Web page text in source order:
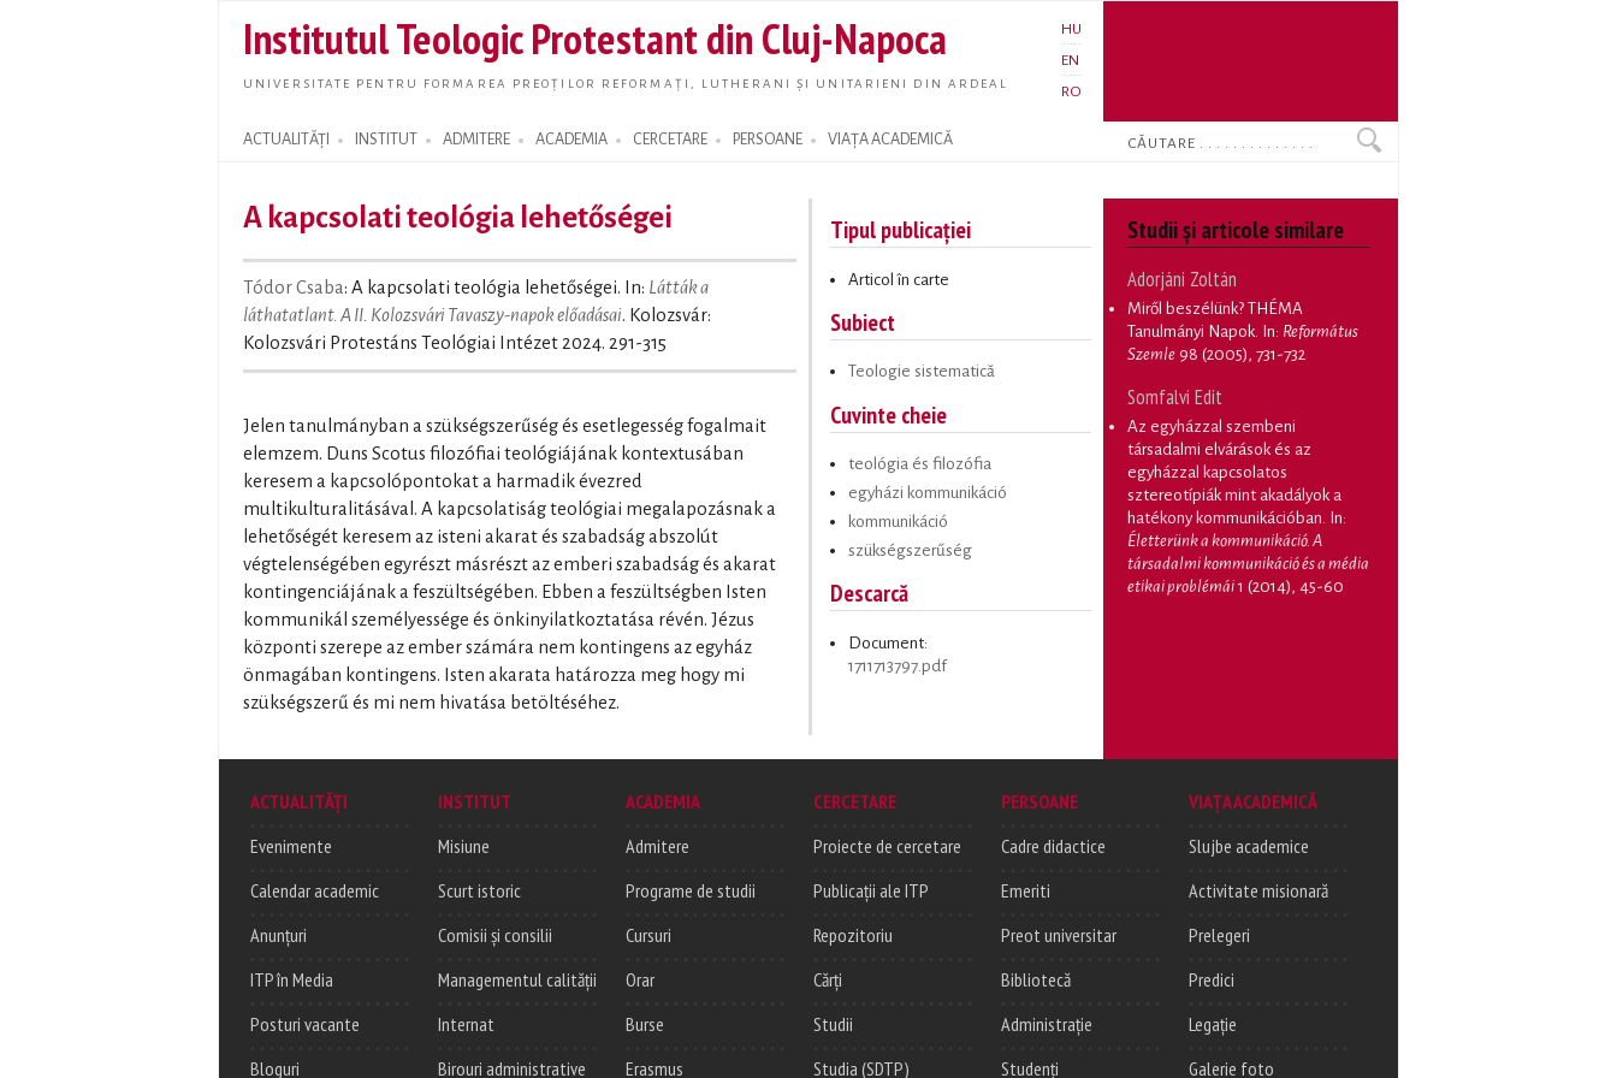
main
content
Institutul Teologic Protestant din Cluj-Napoca
UNIVERSITATE PENTRU FORMAREA PREOȚILOR REFORMAȚI, LUTHERANI ȘI UNITARIENI DIN ARDEAL
HU
EN
RO
ACTUALITĂȚI INSTITUT ADMITERE ACADEMIA CERCETARE PERSOANE VIAȚA ACADEMICĂ
Search form
Search
A kapcsolati teológia lehetőségei
Tódor Csaba: A kapcsolati teológia lehetőségei. In: Látták a
láthatatlant. A II. Kolozsvári Tavaszy-napok előadásai. Kolozsvár:
Kolozsvári Protestáns Teológiai Intézet 2024. 291-315
Jelen tanulmányban a szükségszerűség és esetlegesség fogalmait
elemzem. Duns Scotus filozófiai teológiájának kontextusában
keresem a kapcsolópontokat a harmadik évezred
multikulturalitásával. A kapcsolatiság teológiai megalapozásnak a
lehetőségét keresem az isteni akarat és szabadság abszolút
végtelenségében egyrészt másrészt az emberi szabadság és akarat
kontingenciájának a feszültségében. Ebben a feszültségben Isten
kommunikál személyessége és önkinyilatkoztatása révén. Jézus
központi szerepe az ember számára nem kontingens az egyház
önmagában kontingens. Isten akarata határozza meg hogy mi
szükségszerű és mi nem hivatása betöltéséhez.
Tipul publicației
Articol în carte
Subiect
Teologie sistematică
Cuvinte cheie
teológia és filozófia
egyházi kommunikáció
kommunikáció
szükségszerűség
Descarcă
Document:
1711713797.pdf
Studii și articole similare
Adorjáni Zoltán
Miről beszélünk? THÉMA
Tanulmányi Napok . In: Református
Szemle 98 (2005), 731-732
Somfalvi Edit
Az egyházzal szembeni
társadalmi elvárások és az
egyházzal kapcsolatos
sztereotípiák mint akadályok a
hatékony kommunikációban . In:
Életterünk a kommunikáció. A
társadalmi kommunikáció és a média
etikai problémái1 (2014), 45-60
ACTUALITĂȚI
Evenimente
Calendar academic
Anunțuri
ITP în Media
Posturi vacante
Bloguri
INSTITUT
Misiune
Scurt istoric
Comisii și consilii
Managementul calității
Internat
Birouri administrative
ACADEMIA
Admitere
Programe de studii
Cursuri
Orar
Burse
Erasmus
CERCETARE
Proiecte de cercetare
Publicații ale ITP
Repozitoriu
Cărți
Studii
Studia (SDTP)
PERSOANE
Cadre didactice
Emeriti
Preot universitar
Bibliotecă
Administrație
Studenți
VIAȚA ACADEMICĂ
Slujbe academice
Activitate misionară
Prelegeri
Predici
Legație
Galerie foto